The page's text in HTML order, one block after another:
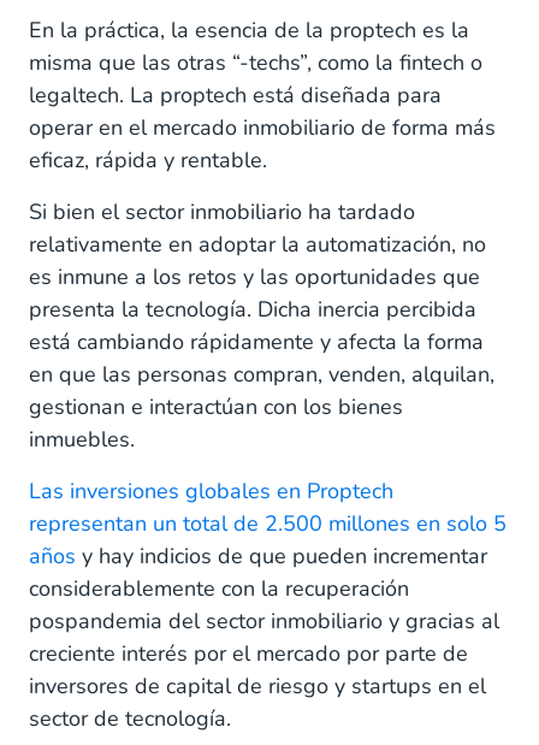
En la práctica, la esencia de la proptech es la
misma que las otras “-techs”, como la fintech o
legaltech. La proptech está diseñada para
operar en el mercado inmobiliario de forma más
eficaz, rápida y rentable.
Si bien el sector inmobiliario ha tardado
relativamente en adoptar la automatización, no
es inmune a los retos y las oportunidades que
presenta la tecnología. Dicha inercia percibida
está cambiando rápidamente y afecta la forma
en que las personas compran, venden, alquilan,
gestionan e interactúan con los bienes
inmuebles.
Las inversiones globales en Proptech
representan un total de 2.500 millones en solo 5
años y hay indicios de que pueden incrementar
considerablemente con la recuperación
pospandemia del sector inmobiliario y gracias al
creciente interés por el mercado por parte de
inversores de capital de riesgo y startups en el
sector de tecnología.